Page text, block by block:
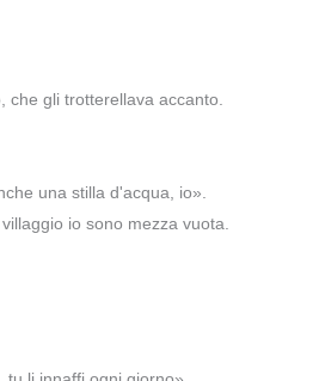
gli trotterellava accanto.
una stilla d'acqua, io».
io sono mezza vuota.